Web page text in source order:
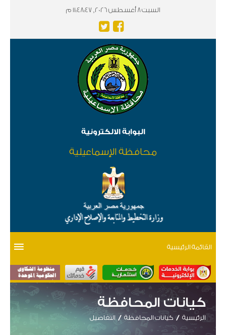
السبت 8 أغسطس 2026, 11:48:47 م
البوابة الالكترونية
محافظة الإسماعيلية
القائمة الرئيسية
كيانات المحافظة
الرئيسية كيانات المحافظة التفاصيل